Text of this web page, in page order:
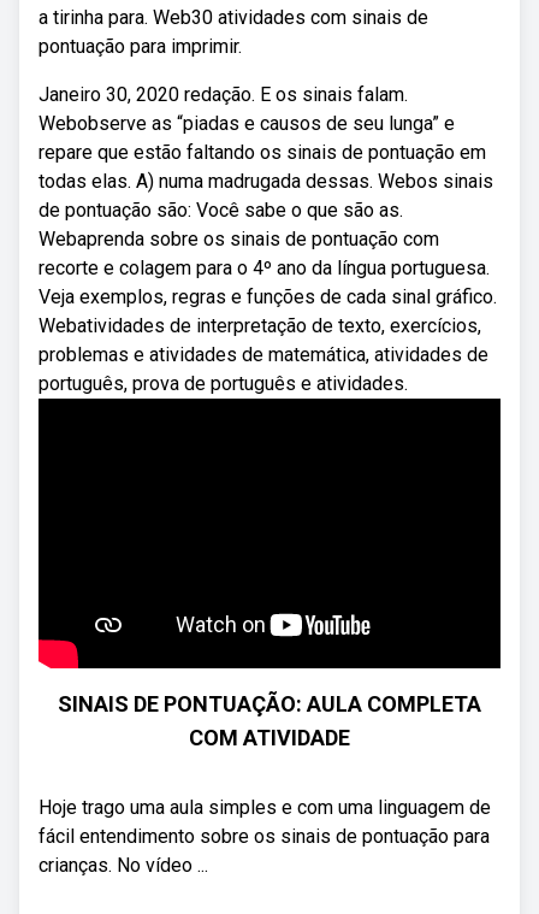
a tirinha para. Web30 atividades com sinais de
pontuação para imprimir.
Janeiro 30, 2020 redação. E os sinais falam.
Webobserve as “piadas e causos de seu lunga” e
repare que estão faltando os sinais de pontuação em
todas elas. A) numa madrugada dessas. Webos sinais
de pontuação são: Você sabe o que são as.
Webaprenda sobre os sinais de pontuação com
recorte e colagem para o 4º ano da língua portuguesa.
Veja exemplos, regras e funções de cada sinal gráfico.
Webatividades de interpretação de texto, exercícios,
problemas e atividades de matemática, atividades de
português, prova de português e atividades.
SINAIS DE PONTUAÇÃO: AULA COMPLETA
COM ATIVIDADE
Hoje trago uma aula simples e com uma linguagem de
fácil entendimento sobre os sinais de pontuação para
crianças. No vídeo ...